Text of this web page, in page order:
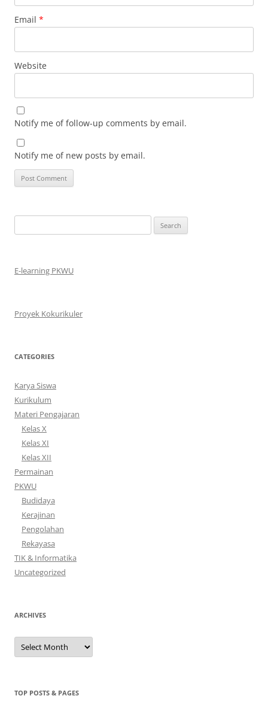
Email *
Website
Notify me of follow-up comments by email.
Notify me of new posts by email.
for:
E-learning PKWU
Proyek Kokurikuler
CATEGORIES
Karya Siswa
Kurikulum
Materi Pengajaran
Kelas X
Kelas XI
Kelas XII
Permainan
PKWU
Budidaya
Kerajinan
Pengolahan
Rekayasa
TIK & Informatika
Uncategorized
ARCHIVES
Archives
TOP POSTS & PAGES